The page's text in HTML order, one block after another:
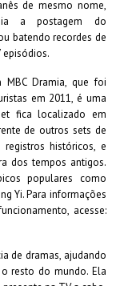
de mesmo nome,
a postagem do
batendo recordes de
episódios.
Dramia, que foi
em 2011, é uma
fica localizado em
de outros sets de
históricos, e
dos tempos antigos.
populares como
Yi. Para informações
acesse:
de dramas, ajudando
resto do mundo. Ela